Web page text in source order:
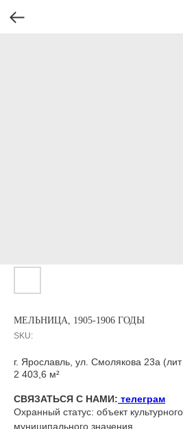
МЕЛЬНИЦА, 1905-1906 ГОДЫ
SKU:
г. Ярославль, ул. Смолякова 23а
2 403,6 м²
СВЯЗАТЬСЯ С НАМИ: телеграм
Охранный статус: объект
муниципального значения